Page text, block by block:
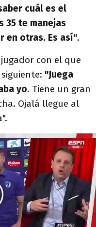
cuál es el
35 te manejas
en otras. Es así".
jugador con el que
"Juega
yo. Tiene un gran
Ojalá llegue al